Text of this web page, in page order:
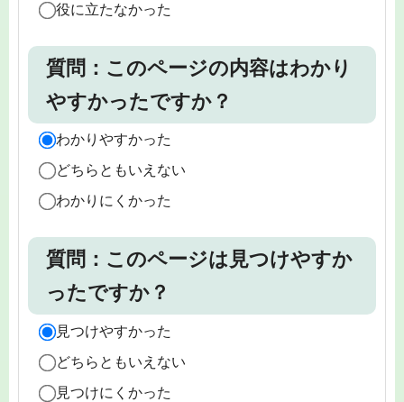
役に立たなかった
質問：このページの内容はわかり
やすかったですか？
わかりやすかった
どちらともいえない
わかりにくかった
質問：このページは見つけやすか
ったですか？
見つけやすかった
どちらともいえない
見つけにくかった